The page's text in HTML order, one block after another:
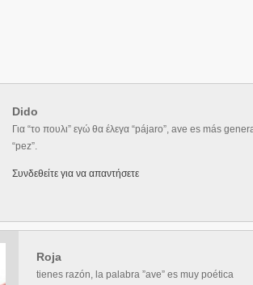
Dido
Για “το πουλι” εγώ θα έλεγα “pájaro”, ave es más
“pez”.
Συνδεθείτε για να απαντήσετε
Roja
tienes razón, la palabra ”ave” es muy poética